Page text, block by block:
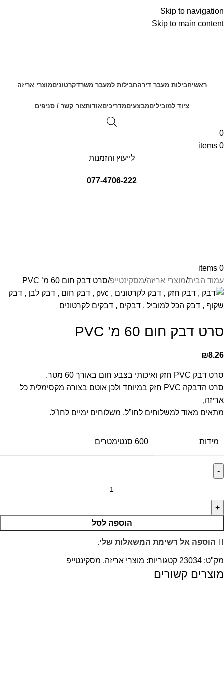
Skip to navigation
Skip to main content
ראשיחבילות מעבר דירהחבילות למעבר משרדקרטוניםמוצרי אריזה
ציוד למוביליםמבצעיםמדריכיםאודותצור קשר / סניפים
0
0
items
לייעוץ והזמנות
077-4706-222
0
items
עמוד הבית מוצרי אריזה מסקינטייפ סרט דבק חום 60 מ’ PVC
סרט דבק חום 60 מ’ PVC
₪8.26
סרט דבק PVC חזק ואיכותי בצבע חום באורך 60 מטר.
סרט הדבקה PVC חזק במיוחד ולכן אוטם בצורה מקסימלית כל
אריזה,
מתאים מאוד למשלוחים לחו”ל, משלוחים ימיים לחו”ל.
מידות 600 סנטימטרים
הוספה לסל
הוספה אל רשימת המשאלות שלי.
מק"ט: 23034 קטגוריות: מוצרי אריזה, מסקינטייפ
מוצרים קשורים